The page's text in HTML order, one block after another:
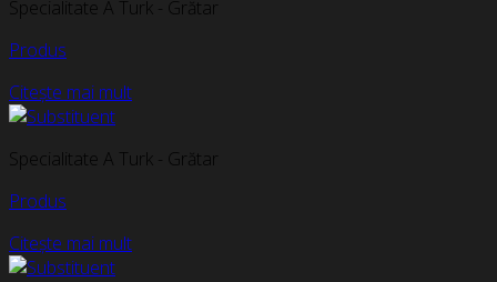
Specialitate A Turk - Grătar
Produs
Citește mai mult
Specialitate A Turk - Grătar
Produs
Citește mai mult